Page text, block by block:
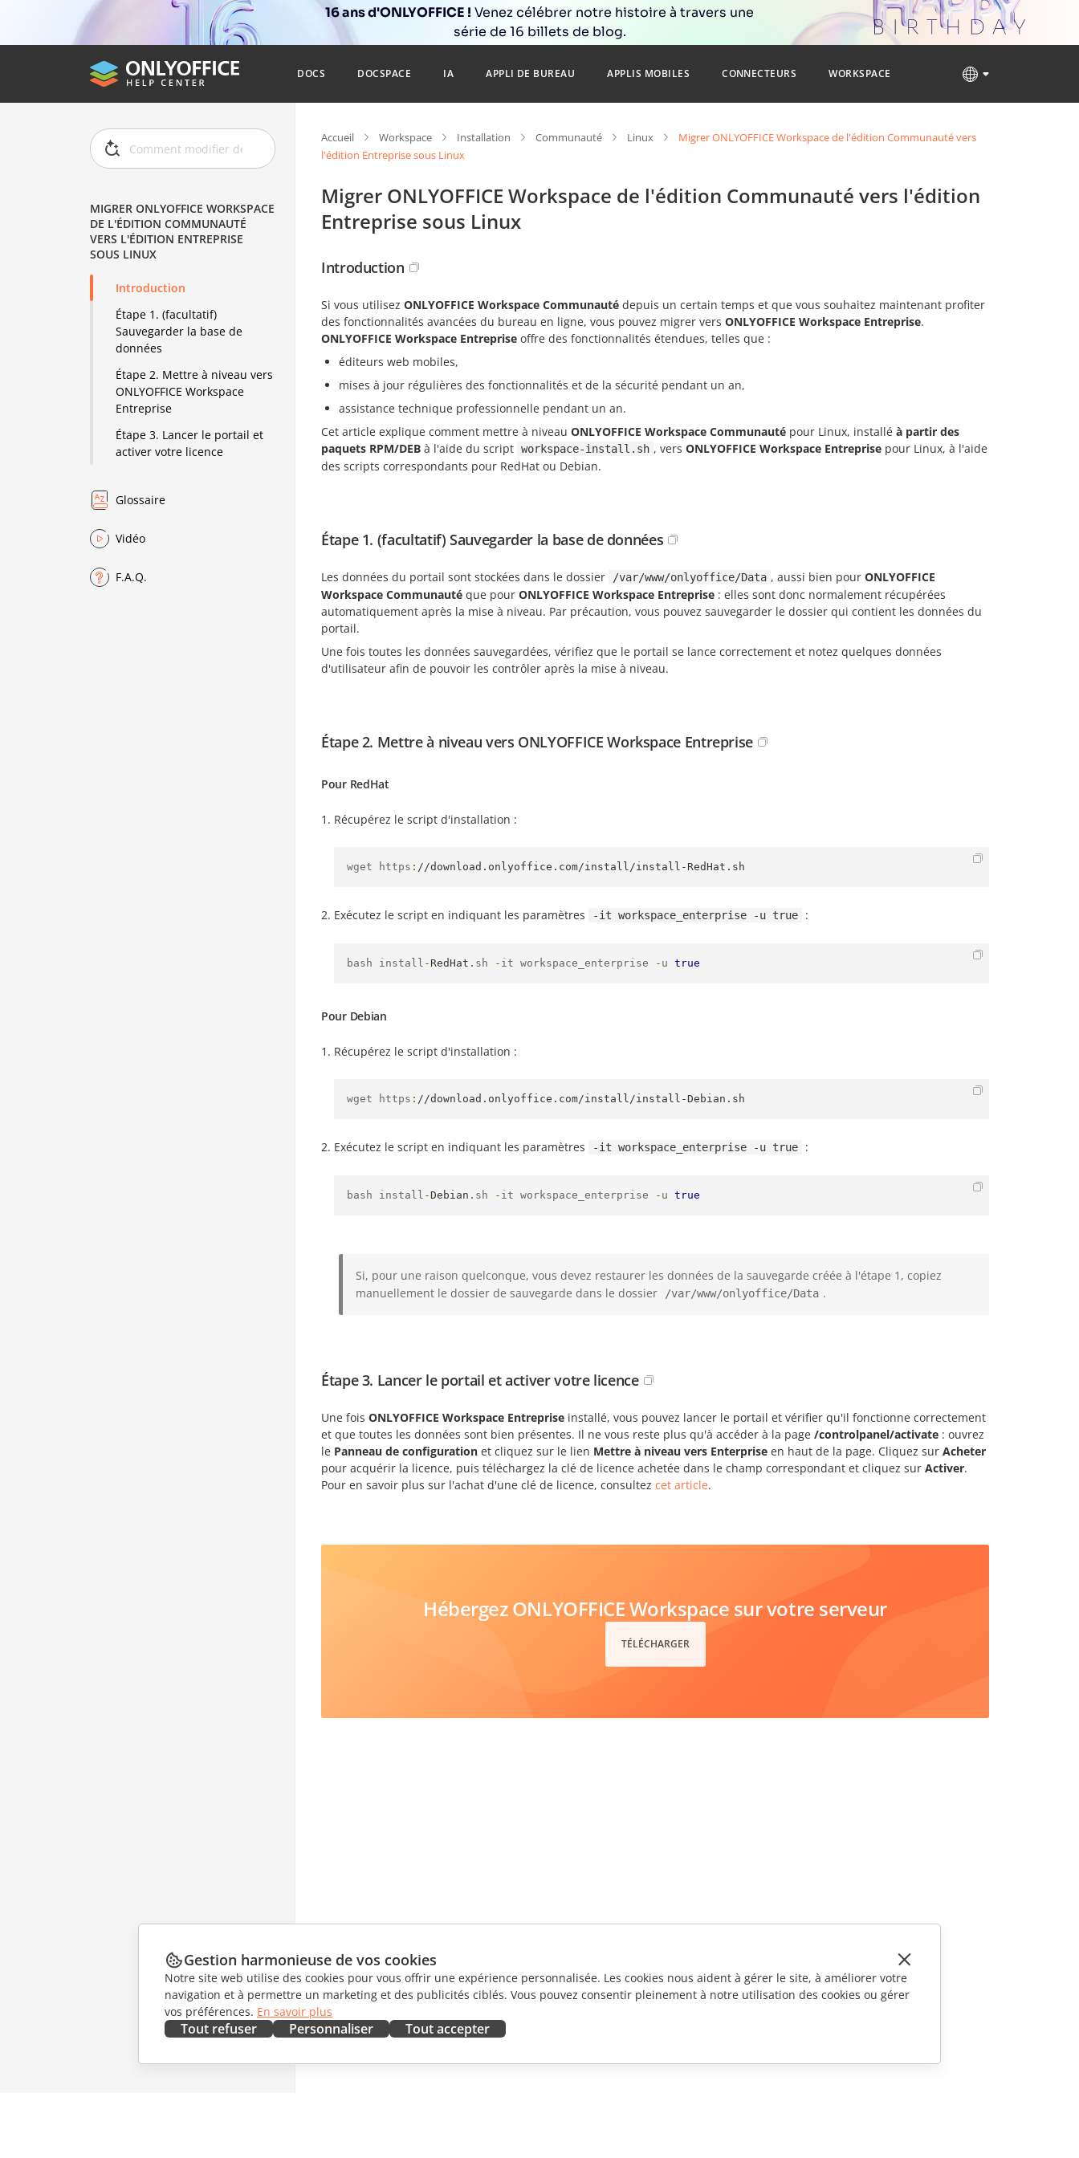
16 ans d'ONLYOFFICE ! Venez célébrer notre histoire à travers une
série de 16 billets de blog.
DOCS DOCSPACE IA APPLI DE BUREAU APPLIS MOBILES CONNECTEURS WORKSPACE
MIGRER ONLYOFFICE WORKSPACE
DE L'ÉDITION COMMUNAUTÉ
VERS L'ÉDITION ENTREPRISE
SOUS LINUX
Introduction
Étape 1. (facultatif)
Sauvegarder la base de
données
Étape 2. Mettre à niveau vers
ONLYOFFICE Workspace
Entreprise
Étape 3. Lancer le portail et
activer votre licence
Glossaire
Vidéo
F.A.Q.
Accueil Workspace Installation Communauté Linux
Migrer ONLYOFFICE Workspace de l'édition Communauté vers
l'édition Entreprise sous Linux
Migrer ONLYOFFICE Workspace de l'édition Communauté vers l'édition
Entreprise sous Linux
Introduction
Si vous utilisez ONLYOFFICE Workspace Communauté depuis un certain temps et que vous souhaitez maintenant profiter
des fonctionnalités avancées du bureau en ligne, vous pouvez migrer vers ONLYOFFICE Workspace Entreprise.
ONLYOFFICE Workspace Entreprise offre des fonctionnalités étendues, telles que :
éditeurs web mobiles,
mises à jour régulières des fonctionnalités et de la sécurité pendant un an,
assistance technique professionnelle pendant un an.
Cet article explique comment mettre à niveau ONLYOFFICE Workspace Communauté pour Linux, installé à partir des
paquets RPM/DEB à l'aide du script workspace-install.sh , vers ONLYOFFICE Workspace Entreprise pour Linux, à l'aide
des scripts correspondants pour RedHat ou Debian.
Étape 1. (facultatif) Sauvegarder la base de données
Les données du portail sont stockées dans le dossier /var/www/onlyoffice/Data , aussi bien pour ONLYOFFICE
Workspace Communauté que pour ONLYOFFICE Workspace Entreprise : elles sont donc normalement récupérées
automatiquement après la mise à niveau. Par précaution, vous pouvez sauvegarder le dossier qui contient les données du
portail.
Une fois toutes les données sauvegardées, vérifiez que le portail se lance correctement et notez quelques données
d'utilisateur afin de pouvoir les contrôler après la mise à niveau.
Étape 2. Mettre à niveau vers ONLYOFFICE Workspace Entreprise
Pour RedHat
Récupérez le script d'installation :
wget https : //download.onlyoffice.com/install/install-RedHat.sh
Exécutez le script en indiquant les paramètres -it workspace_enterprise -u true :
bash install - RedHat . sh - it workspace_enterprise - u true
Pour Debian
Récupérez le script d'installation :
wget https : //download.onlyoffice.com/install/install-Debian.sh
Exécutez le script en indiquant les paramètres -it workspace_enterprise -u true :
bash install -Debian . sh - it workspace_enterprise - u true
Si, pour une raison quelconque, vous devez restaurer les données de la sauvegarde créée à l'étape 1, copiez
manuellement le dossier de sauvegarde dans le dossier
/var/www/onlyoffice/Data .
Étape 3. Lancer le portail et activer votre licence
Une fois ONLYOFFICE Workspace Entreprise installé, vous pouvez lancer le portail et vérifier qu'il fonctionne correctement
et que toutes les données sont bien présentes. Il ne vous reste plus qu'à accéder à la page /controlpanel/activate : ouvrez
le Panneau de configuration et cliquez sur le lien Mettre à niveau vers Enterprise en haut de la page. Cliquez sur Acheter
pour acquérir la licence, puis téléchargez la clé de licence achetée dans le champ correspondant et cliquez sur Activer.
Pour en savoir plus sur l'achat d'une clé de licence, consultez cet article.
Hébergez ONLYOFFICE Workspace sur votre serveur
TÉLÉCHARGER
Gestion harmonieuse de vos cookies
Notre site web utilise des cookies pour vous offrir une expérience personnalisée. Les cookies nous aident à gérer le site, à améliorer votre
navigation et à permettre un marketing et des publicités ciblés. Vous pouvez consentir pleinement à notre utilisation des cookies ou gérer
vos préférences. En savoir plus
Tout refuser Personnaliser Tout accepter